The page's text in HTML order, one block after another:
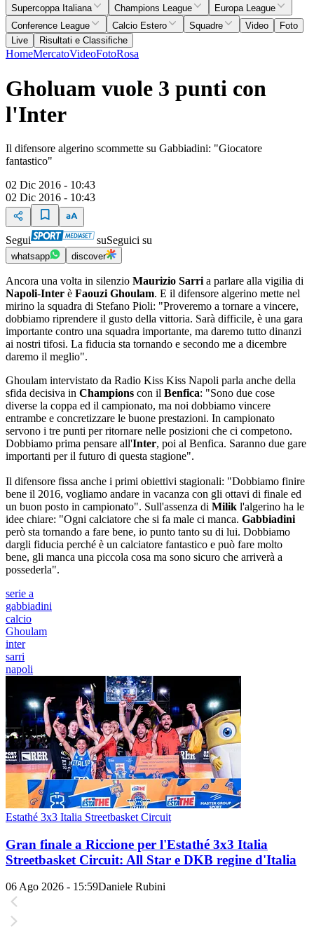
Supercoppa Italiana
Champions League
Europa League
Conference League
Calcio Estero Squadre Video
Foto
Live
Risultati e Classifiche
HomeMercatoVideoFotoRosa
Gholuam vuole 3 punti con
l'Inter
Il difensore algerino scommette su Gabbiadini: "Giocatore
fantastico"
02 Dic 2016 - 10:43
02 Dic 2016 - 10:43
Segui suSeguici su
whatsapp discover
Ancora una volta in silenzio Maurizio Sarri a parlare alla vigilia di
Napoli-Inter è Faouzi Ghoulam. E il difensore algerino mette nel
mirino la squadra di Stefano Pioli: "Proveremo a tornare a vincere,
dobbiamo riprendere il gusto della vittoria. Sarà difficile, è una gara
importante contro una squadra importante, ma daremo tutto dinanzi
ai nostri tifosi. La fiducia sta tornando e secondo me a dicembre
daremo il meglio".
Ghoulam intervistato da Radio Kiss Kiss Napoli parla anche della
sfida decisiva in Champions con il Benfica: "Sono due cose
diverse la coppa ed il campionato, ma noi dobbiamo vincere
entrambe e concretizzare le buone prestazioni. In campionato
servono i tre punti per ritornare nelle posizioni che ci competono.
Dobbiamo prima pensare all'Inter, poi al Benfica. Saranno due gare
importanti per il futuro di questa stagione".
Il difensore fissa anche i primi obiettivi stagionali: "Dobbiamo finire
bene il 2016, vogliamo andare in vacanza con gli ottavi di finale ed
un buon posto in campionato". Sull'assenza di Milik l'algerino ha le
idee chiare: "Ogni calciatore che si fa male ci manca. Gabbiadini
però sta tornando a fare bene, io punto tanto su di lui. Dobbiamo
dargli fiducia perché è un calciatore fantastico e può fare molto
bene, gli manca una piccola cosa ma sono sicuro che arriverà a
possederla".
serie a
gabbiadini
calcio
Ghoulam
inter
sarri
napoli
Estathé 3x3 Italia Streetbasket Circuit
Gran finale a Riccione per l'Estathé 3x3 Italia
Streetbasket Circuit: All Star e DKB regine d'Italia
06 Ago 2026 - 15:59Daniele Rubini